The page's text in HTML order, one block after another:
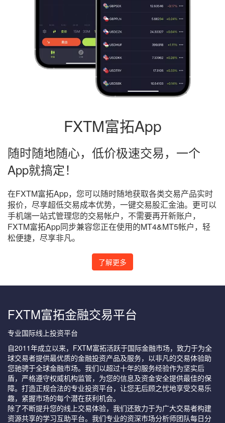
FXTM富拓App
随时随地随心，低价极速交易，一个
App就搞定！
在FXTM富拓App，您可以随时随地获取各类交易产品实时
报价，尽享超低交易成本优势，一键交易股汇金油。更可以
手机端一站式管理您的交易帐户，不需要再开新账户，
FXTM富拓App同步兼容您正在使用的MT4&MT5帐户，轻
松便捷，尽享非凡。
了解更多
FXTM富拓金融交易平台
专业国际线上投资平台
自2011年成立以来，FXTM富拓活跃于国际金融市场，致力于为全
球交易者提供最优质的金融投资产品及服务，以非凡的交易体验助
您驰骋于全球金融市场。我们以超过十年的服务经验作为坚实后
盾，严格遵守权威机构监管，为您的信息及资金安全提供最佳的保
障。打造正规合法的专业投资平台，让您无后顾之忧地享受交易乐
趣，紧握市场的每个潜在获利机会。
除了不断提升您的线上交易体验，我们还致力于为广大交易者构建
资源共享的学习互助平台。我们专业的资深市场分析师团队每日分